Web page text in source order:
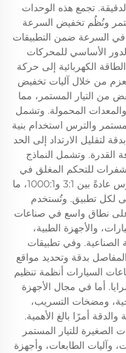
تجمع هذه الوحدات
ونُظُم تخفيض السرعة
في السرعة ضمن التطبيقات
الأساسي للمحركات
الكهربائية إلى حركة
من خلال آليات تخفيض
من التيار المستمر، مما
والمعدات المحمولة. وتشمل
والترس استخدام بنية
لتقليل الارتداد إلى الحد
القدرة. وتشمل النماذج
للتحكم المغلق في
الموقع والسرعة. وتتراوح نسب تخفيض التروس عادةً بين 3:1 و1000:1، ما
لكل تطبيق. وتُستخدم
على نطاق واسع في صناعات
والأجهزة الطبية،
الصناعية. وفي تطبيقات
بدقة وتحديد مواقع
السيارات أنظمة تنظيم
أما في مجال الأجهزة
ومضخات التسريب،
أمرًا بالغ الأهمية.
الصغيرة للتيار المستمر
وآليات الطابعات، وأجهزة